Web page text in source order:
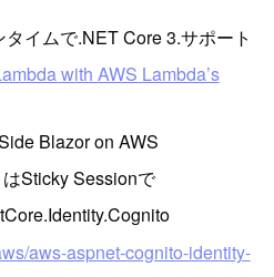
イムで.NET Core 3.サポート
with AWS Lambda’s
Blazor on AWS
Sticky Sessionで
aws-aspnet-cognito-identity-